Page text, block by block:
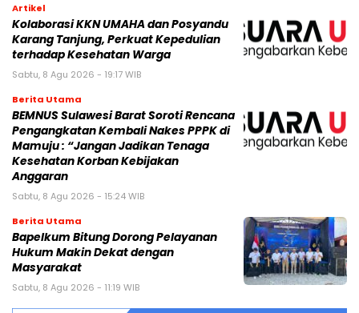
Artikel
Kolaborasi KKN UMAHA dan Posyandu
Karang Tanjung, Perkuat Kepedulian
terhadap Kesehatan Warga
Sabtu, 8 Agu 2026 - 19:17 WIB
Berita Utama
BEMNUS Sulawesi Barat Soroti Rencana
Pengangkatan Kembali Nakes PPPK di
Mamuju : “Jangan Jadikan Tenaga
Kesehatan Korban Kebijakan
Anggaran
Sabtu, 8 Agu 2026 - 15:24 WIB
Berita Utama
Bapelkum Bitung Dorong Pelayanan
Hukum Makin Dekat dengan
Masyarakat
Sabtu, 8 Agu 2026 - 11:19 WIB